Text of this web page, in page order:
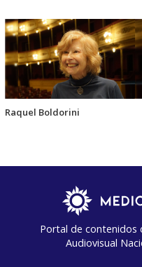
Raquel Boldorini
Portal de contenidos
Audiovisual